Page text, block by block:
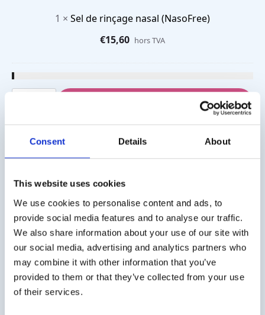
Consent Details About
This website uses cookies
We use cookies to personalise content and ads, to
provide social media features and to analyse our traffic.
We also share information about your use of our site with
our social media, advertising and analytics partners who
may combine it with other information that you’ve
provided to them or that they’ve collected from your use
of their services.
1 × Sel de rinçage nasal (NasoFree)
€15,60 hors TVA
quantité
sachets
de
de
rinçage
UGS :200184
Description Informations complémentaires
Produits associés